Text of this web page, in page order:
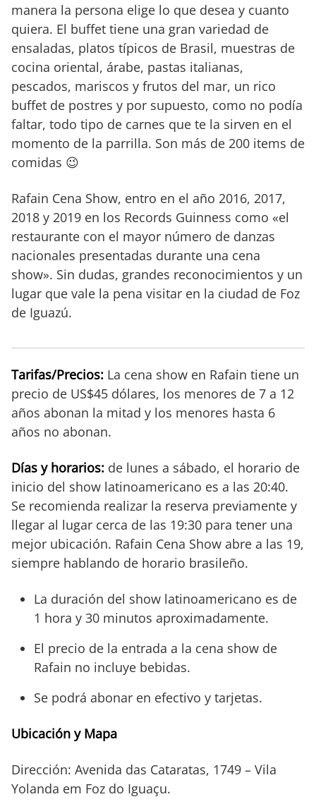
manera la persona elige lo que desea y cuanto
quiera. El buffet tiene una gran variedad de
ensaladas, platos típicos de Brasil, muestras de
cocina oriental, árabe, pastas italianas,
pescados, mariscos y frutos del mar, un rico
buffet de postres y por supuesto, como no podía
faltar, todo tipo de carnes que te la sirven en el
momento de la parrilla. Son más de 200 items de
comidas 😉
Rafain Cena Show, entro en el año 2016, 2017,
2018 y 2019 en los Records Guinness como «el
restaurante con el mayor número de danzas
nacionales presentadas durante una cena
show». Sin dudas, grandes reconocimientos y un
lugar que vale la pena visitar en la ciudad de Foz
de Iguazú.
Tarifas/Precios: La cena show en Rafain tiene un
precio de US$45 dólares, los menores de 7 a 12
años abonan la mitad y los menores hasta 6
años no abonan.
Días y horarios: de lunes a sábado, el horario de
inicio del show latinoamericano es a las 20:40.
Se recomienda realizar la reserva previamente y
llegar al lugar cerca de las 19:30 para tener una
mejor ubicación. Rafain Cena Show abre a las 19,
siempre hablando de horario brasileño.
La duración del show latinoamericano es de
1 hora y 30 minutos aproximadamente.
El precio de la entrada a la cena show de
Rafain no incluye bebidas.
Se podrá abonar en efectivo y tarjetas.
Ubicación y Mapa
Dirección: Avenida das Cataratas, 1749 – Vila
Yolanda em Foz do Iguaçu.